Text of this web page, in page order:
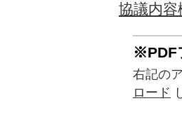
協議内容
※PDF
右記の
ロード